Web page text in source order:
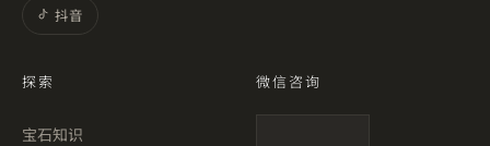
抖音
探索
宝石知识
微信咨询